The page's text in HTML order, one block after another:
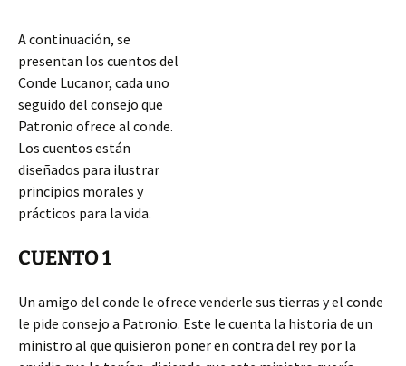
A continuación, se
presentan los cuentos del
Conde Lucanor, cada uno
seguido del consejo que
Patronio ofrece al conde.
Los cuentos están
diseñados para ilustrar
principios morales y
prácticos para la vida.
CUENTO 1
Un amigo del conde le ofrece venderle sus tierras y el conde
le pide consejo a Patronio. Este le cuenta la historia de un
ministro al que quisieron poner en contra del rey por la